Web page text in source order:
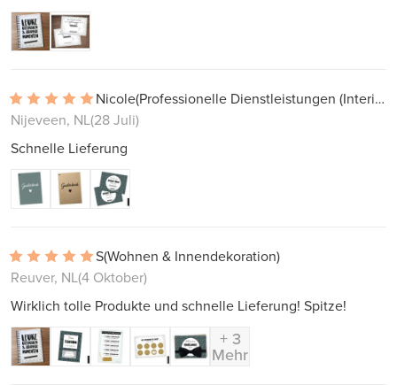
Nicole
(Professionelle Dienstleistungen (Interieur, Projekte))
Nijeveen, NL(28 Juli)
Schnelle Lieferung
S(Wohnen & Innendekoration)
Reuver, NL(4 Oktober)
Wirklich tolle Produkte und schnelle Lieferung! Spitze!
+ 3
Mehr